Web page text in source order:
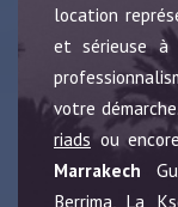
location
et sérieuse à
votre
riads ou
Marrakech
Berrima, La